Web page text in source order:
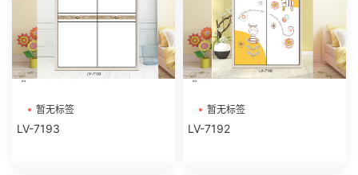
暂无标签
LV-7193
暂无标签
LV-7192